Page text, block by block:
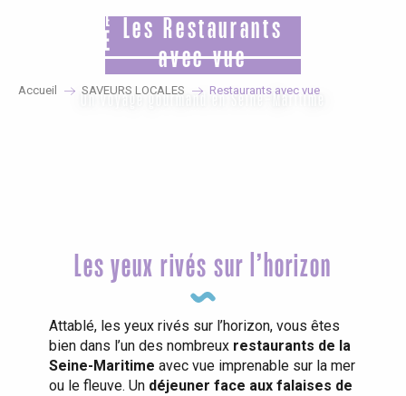
Les Restaurants
avec vue
Un voyage gourmand en Seine-Maritime
Accueil SAVEURS LOCALES Restaurants avec vue
Les yeux rivés sur l’horizon
Attablé, les yeux rivés sur l’horizon, vous êtes
bien dans l’un des nombreux restaurants de la
Seine-Maritime avec vue imprenable sur la mer
ou le fleuve. Un déjeuner face aux falaises de